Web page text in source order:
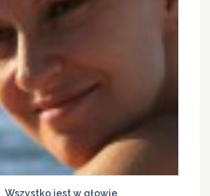
Wszystko jest w głowie